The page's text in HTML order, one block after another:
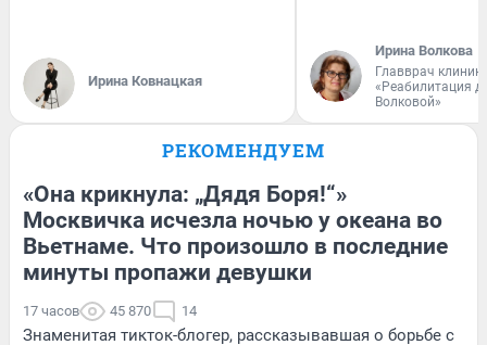
Ирина Ковнацкая
Ирина Волкова
Главврач
«Реабилитация
Волковой»
РЕКОМЕНДУЕМ
«Она крикнула: „Дядя Боря!“»
Москвичка исчезла ночью у океана во
Вьетнаме. Что произошло в последние
минуты пропажи девушки
17 часов 45 870 14
Знаменитая тикток-блогер, рассказывавшая о борьбе с